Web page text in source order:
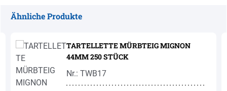
Ähnliche Produkte
TARTELLETTE MÜRBTEIG MIGNON
44MM 250 STÜCK
Nr.: TWB17